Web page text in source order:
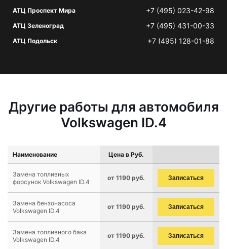
АТЦ Проспект Мира +7 (495) 023-42-98
АТЦ Зеленоград +7 (495) 431-00-33
АТЦ Подольск +7 (495) 128-01-88
Другие работы для автомобиля
Volkswagen ID.4
Наименование Цена в Руб.
Замена топливных
форсунок Volkswagen ID.4
от 1190 руб. Записаться
Замена бензонасоса
Volkswagen ID.4
от 1190 руб. Записаться
Замена топливного бака
Volkswagen ID.4
от 1190 руб. Записаться